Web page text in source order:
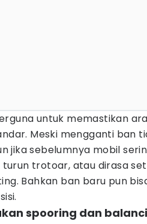
untuk memastikan
Meski mengganti ban
jika sebelumnya mobil
trotoar, atau dirasa
Bahkan ban baru pun
spooring dan